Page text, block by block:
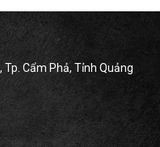
Tp. Cẩm Phả, Tỉnh Quảng